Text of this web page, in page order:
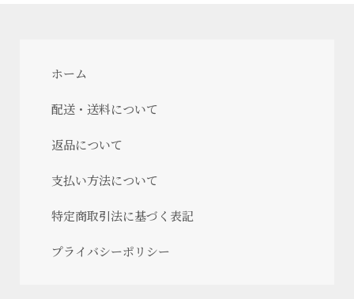
ホーム
配送・送料について
返品について
支払い方法について
特定商取引法に基づく表記
プライバシーポリシー